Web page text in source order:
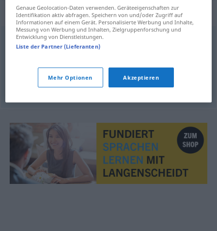
Synonyme für "Bestandteil"
Element,Teil,Glied
,Stück,Glied,Einzelheit,Gegenstand,Punkt
Genaue Geolocation-Daten verwenden. Geräteeigenschaften zur
Identifikation aktiv abfragen. Speichern von und/oder Zugriff auf
Informationen auf einem Gerät. Personalisierte Werbung und Inhalte,
Messung von Werbung und Inhalten, Zielgruppenforschung und
Entwicklung von Dienstleistungen.
Liste der Partner (Lieferanten)
Mehr Optionen Akzeptieren